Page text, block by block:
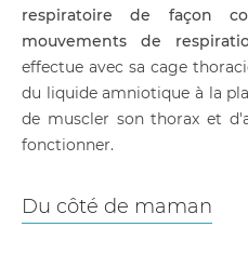
respiratoire de façon
mouvements de
effectue avec sa cage
du liquide amniotique à la
de muscler son thorax et
fonctionner.
Du côté de maman